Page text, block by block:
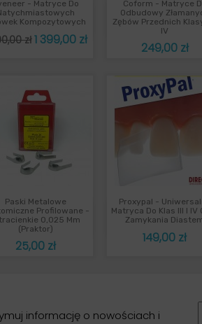
- Matryce Do
Kompozytowych
zł Cena
1 399,00 zł
Szybki podgląd
Coform - Matryce
Odbudowy
Zębów Przednich
IV
Cena
249,00 zł
Szybki
Paski Metalowe
Profilowane -
0,025 Mm
(Praktor)
Cena
25,00 zł
Szybki podgląd
Proxypal -
Matryca Do Klas III I IV
Zamykania
Cena
149,00 zł
Szybki
informację o nowościach i